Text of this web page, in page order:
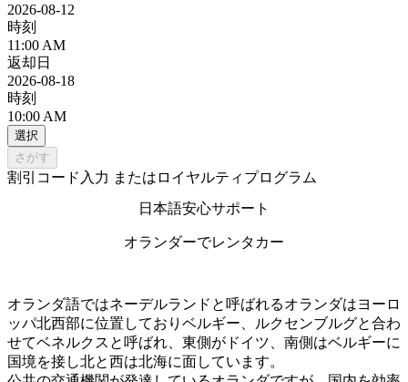
2026-08-12
時刻
11:00 AM
返却日
2026-08-18
時刻
10:00 AM
選択
さがす
割引コード入力 またはロイヤルティプログラム
日本語安心サポート
オランダーでレンタカー
オランダ語ではネーデルランドと呼ばれるオランダはヨーロ
ッパ北西部に位置しておりベルギー、ルクセンブルグと合わ
せてベネルクスと呼ばれ、東側がドイツ、南側はベルギーに
国境を接し北と西は北海に面しています。